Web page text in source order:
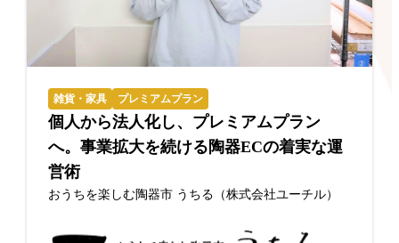
雑貨・家具 プレミアムプラン
個人から法人化し、プレミアムプラン
へ。事業拡大を続ける陶器ECの着実な運
営術
おうちを楽しむ陶器市 うちる（株式会社ユーチル）